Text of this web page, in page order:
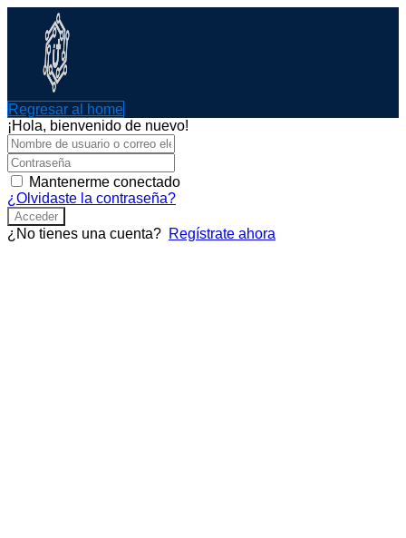
contenido
Regresar al home
¡Hola, bienvenido de nuevo!
Mantenerme conectado
¿Olvidaste la contraseña?
Acceder
¿No tienes una cuenta? Regístrate ahora